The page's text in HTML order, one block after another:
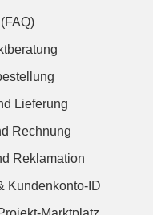
Lieferung
Rechnung
Reklamation
Kundenkonto-ID